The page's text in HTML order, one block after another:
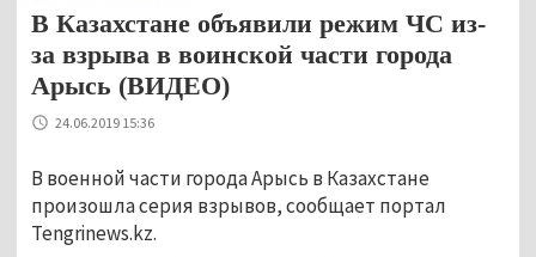
В Казахстане объявили режим ЧС из-
за взрыва в воинской части города
Арысь (ВИДЕО)
24.06.2019 15:36
В военной части города Арысь в Казахстане
произошла серия взрывов, сообщает портал
Tengrinews.kz.